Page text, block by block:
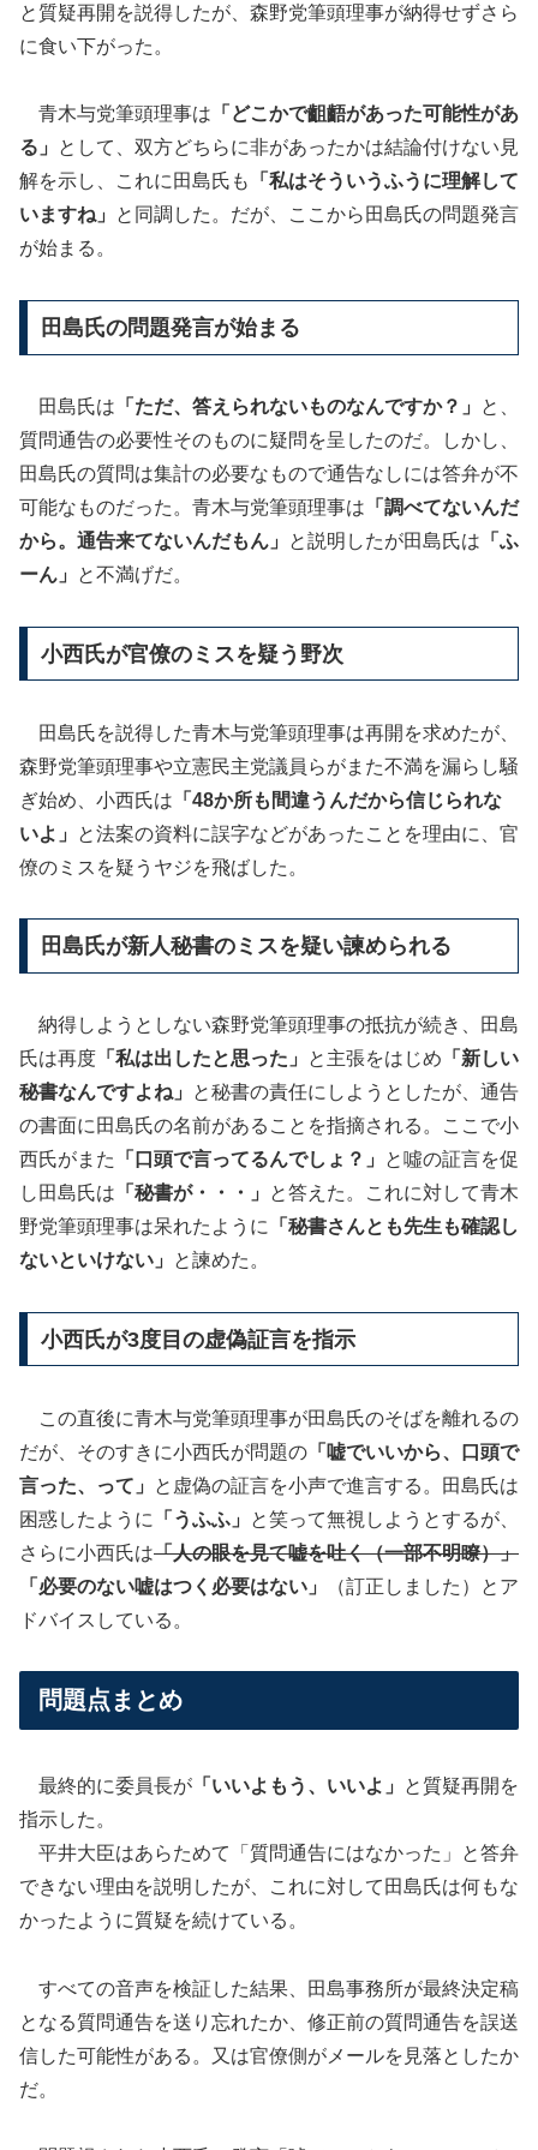
と質疑再開を説得したが、森野党筆頭理事が納得せずさら
に食い下がった。
青木与党筆頭理事は 「どこかで齟齬があった可能性があ
る」
として、双方どちらに非があったかは結論付けない見
解を示し、これに田島氏も
「私はそういうふうに理解して
いますね」
と同調した。だが、ここから田島氏の問題発言
が始まる。
田島氏の問題発言が始まる
田島氏は 「ただ、答えられないものなんですか？」
と、
質問通告の必要性そのものに疑問を呈したのだ。しかし、
田島氏の質問は集計の必要なもので通告なしには答弁が不
可能なものだった。青木与党筆頭理事は 「調べてないんだ
から。通告来てないんだもん」
と説明したが田島氏は 「ふ
ーん」
と不満げだ。
小西氏が官僚のミスを疑う野次
田島氏を説得した青木与党筆頭理事は再開を求めたが、
森野党筆頭理事や立憲民主党議員らがまた不満を漏らし騒
ぎ始め、小西氏は 「48か所も間違うんだから信じられな
いよ」
と法案の資料に誤字などがあったことを理由に、官
僚のミスを疑うヤジを飛ばした。
田島氏が新人秘書のミスを疑い諫められる
納得しようとしない森野党筆頭理事の抵抗が続き、田島
氏は再度 「私は出したと思った」 と主張をはじめ 「新しい
秘書なんですよね」
と秘書の責任にしようとしたが、通告
の書面に田島氏の名前があることを指摘される。ここで小
西氏がまた
「口頭で言ってるんでしょ？」
と噓の証言を促
し田島氏は 「秘書が・・・」
と答えた。これに対して青木
野党筆頭理事は呆れたように
「秘書さんとも先生も確認し
ないといけない」
と諫めた。
小西氏が3度目の虚偽証言を指示
この直後に青木与党筆頭理事が田島氏のそばを離れるの
だが、そのすきに小西氏が問題の 「嘘でいいから、口頭で
言った、って」
と虚偽の証言を小声で進言する。田島氏は
困惑したように
「うふふ」
と笑って無視しようとするが、
さらに小西氏は「人の眼を見て嘘を吐く（一部不明瞭）」
「必要のない嘘はつく必要はない」
（訂正しました）とア
ドバイスしている。
問題点まとめ
最終的に委員長が 「いいよもう、いいよ」
と質疑再開を
指示した。
平井大臣はあらためて「質問通告にはなかった」と答弁
できない理由を説明したが、これに対して田島氏は何もな
かったように質疑を続けている。
すべての音声を検証した結果、田島事務所が最終決定稿
となる質問通告を送り忘れたか、修正前の質問通告を誤送
信した可能性がある。又は官僚側がメールを見落としたか
だ。